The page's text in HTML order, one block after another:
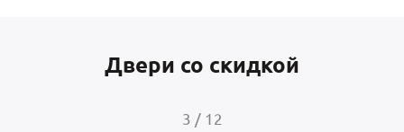
Двери со скидкой
3 / 12